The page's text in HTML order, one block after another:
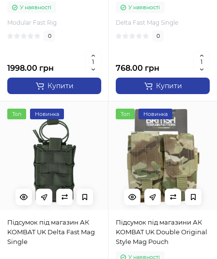
У наявності
Modular Fast Rig
0
1998.00 грн
Купити
У наявності
Delta Fast Mag Single
0
768.00 грн
Купити
Топ Новинка
Підсумок під магазин АК
KOMBAT UK Delta Fast Mag
Single
Топ Новинка
Підсумок під магазини АК
KOMBAT UK Double Original
Style Mag Pouch
У наявності